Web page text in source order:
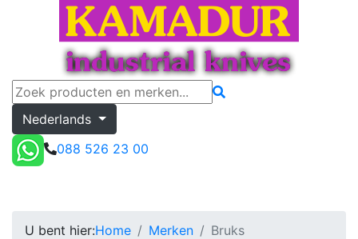
Nederlands
088 526 23 00
U bent hier:Home Merken Bruks